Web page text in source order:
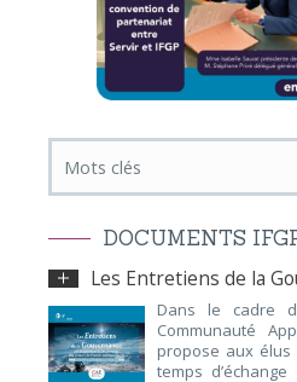
DOCUMENTS
Les Entretiens de la
Dans le cadre
Communauté
propose aux
temps